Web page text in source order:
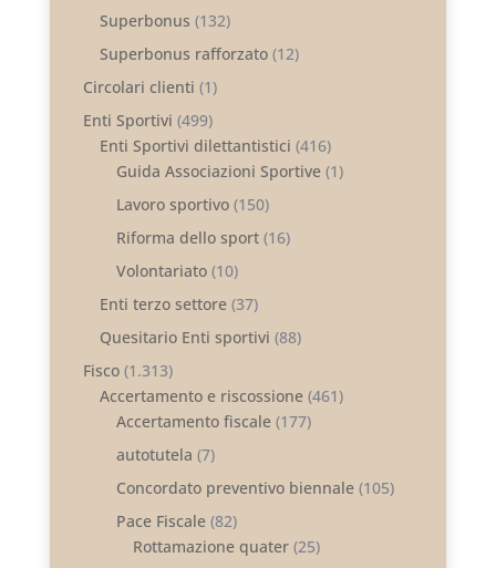
Superbonus (132)
Superbonus rafforzato(12)
Circolari clienti (1)
Enti Sportivi (499)
Enti Sportivi dilettantistici (416)
Guida Associazioni Sportive(1)
Lavoro sportivo(150)
Riforma dello sport(16)
Volontariato(10)
Enti terzo settore(37)
Quesitario Enti sportivi (88)
Fisco(1.313)
Accertamento e riscossione(461)
Accertamento fiscale(177)
autotutela (7)
Concordato preventivo biennale(105)
Pace Fiscale(82)
Rottamazione quater(25)